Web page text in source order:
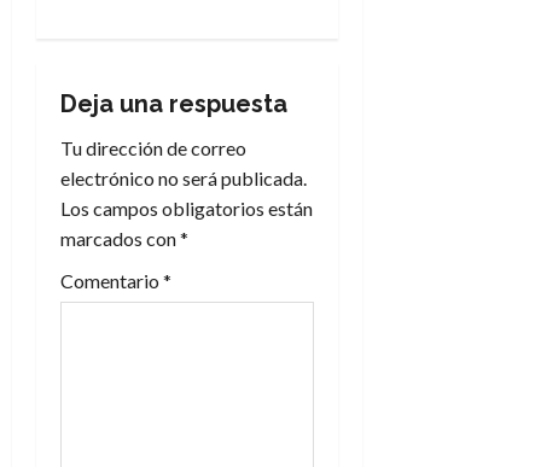
c
i
ó
n
Deja una respuesta
Tu dirección de correo
electrónico no será publicada.
Los campos obligatorios están
marcados con*
Comentario *